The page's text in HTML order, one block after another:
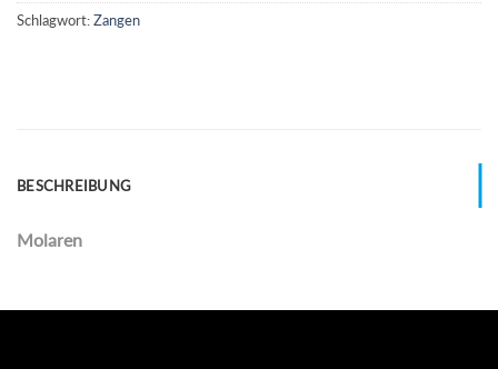
Schlagwort:Zangen
BESCHREIBUNG
Molaren